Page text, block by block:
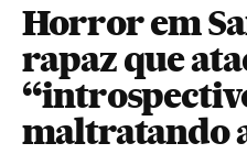
Horror em
rapaz que
maltratando